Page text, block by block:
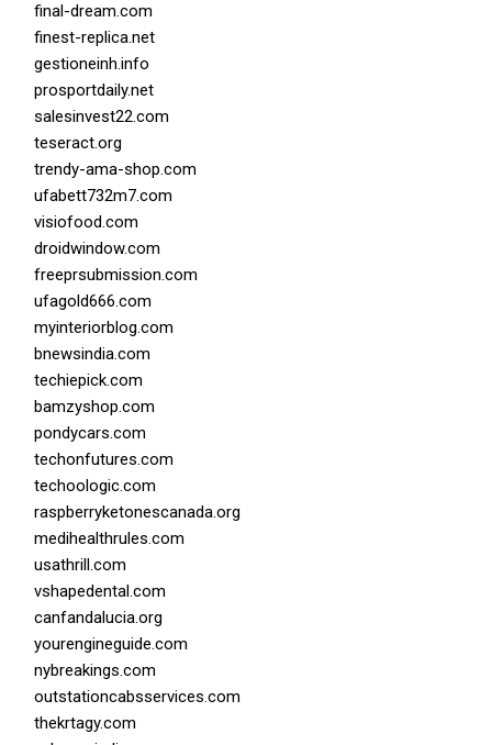
final-dream.com
finest-replica.net
gestioneinh.info
prosportdaily.net
salesinvest22.com
teseract.org
trendy-ama-shop.com
ufabett732m7.com
visiofood.com
droidwindow.com
freeprsubmission.com
ufagold666.com
myinteriorblog.com
bnewsindia.com
techiepick.com
bamzyshop.com
pondycars.com
techonfutures.com
techoologic.com
raspberryketonescanada.org
medihealthrules.com
usathrill.com
vshapedental.com
canfandalucia.org
yourengineguide.com
nybreakings.com
outstationcabsservices.com
thekrtagy.com